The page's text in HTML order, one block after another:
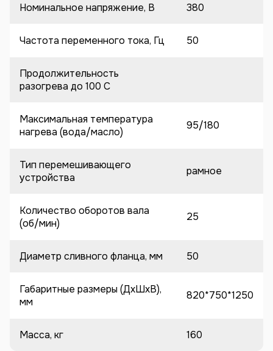
Номинальное напряжение, В 380
Частота переменного тока, Гц 50
Продолжительность
разогрева до 100 C
Максимальная температура
нагрева (вода/масло)
95/180
Тип перемешивающего
устройства
рамное
Количество оборотов вала
(об/мин)
25
Диаметр сливного фланца, мм 50
Габаритные размеры (ДхШхВ),
мм
820*750*1250
Масса, кг 160